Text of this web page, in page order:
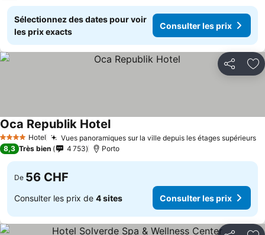
Sélectionnez des dates pour voir
les prix exacts
Consulter les prix
Partager
4 Étoiles Hotel Vues panoramiques sur la ville depuis les étages supérieurs
Oca Republik Hotel
8,3 Très bien 4 753 Porto
De 56 CHF
Consulter les prix de 4 sites Consulter les prix